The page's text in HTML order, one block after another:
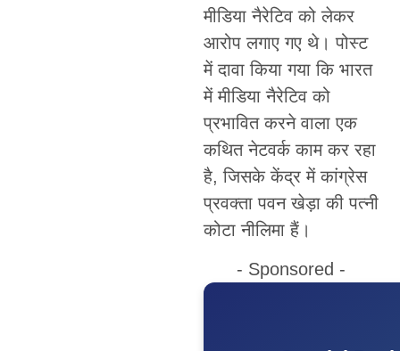
मीडिया नैरेटिव को लेकर
आरोप लगाए गए थे। पोस्ट
में दावा किया गया कि भारत
में मीडिया नैरेटिव को
प्रभावित करने वाला एक
कथित नेटवर्क काम कर रहा
है, जिसके केंद्र में कांग्रेस
प्रवक्ता पवन खेड़ा की पत्नी
कोटा नीलिमा हैं।
- Sponsored -